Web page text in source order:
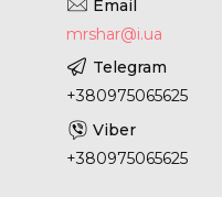
mrshar@i.ua
+380975065625
+380975065625